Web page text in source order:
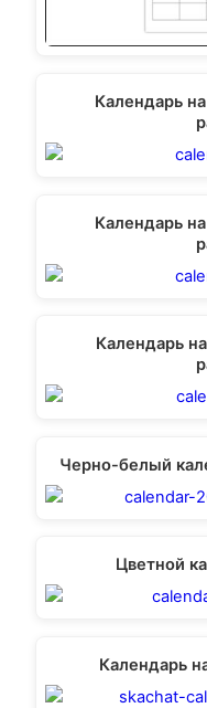
Календарь
Календарь
Календарь
Черно-белый
Цветной
Календарь